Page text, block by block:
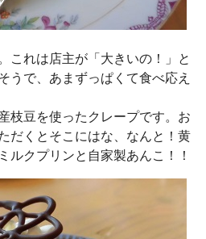
これは店主が「大きいの！」と
うで、あまずっぱくて食べ応え
枝豆を使ったクレープです。お
だくとそこにはな、なんと！黄
ルクプリンと自家製あんこ！！